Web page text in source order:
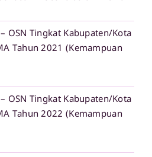
OSN Tingkat Kabupaten/Kota
Tahun 2021 (Kemampuan
OSN Tingkat Kabupaten/Kota
Tahun 2022 (Kemampuan